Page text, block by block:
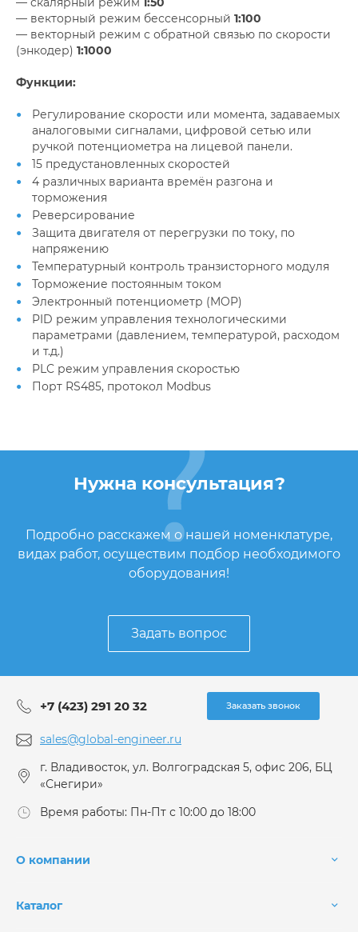
— векторный режим бессенсорный 1:100
— векторный режим с обратной связью по скорости
(энкодер) 1:1000
Функции:
Регулирование скорости или момента, задаваемых
аналоговыми сигналами, цифровой сетью или
ручкой потенциометра на лицевой панели.
15 предустановленных скоростей
4 различных варианта времён разгона и
торможения
Реверсирование
Защита двигателя от перегрузки по току, по
напряжению
Температурный контроль транзисторного модуля
Торможение постоянным током
Электронный потенциометр (MOP)
PID режим управления технологическими
параметрами (давлением, температурой, расходом
и т.д.)
PLC режим управления скоростью
Порт RS485, протокол Modbus
Нужна консультация?
Подробно расскажем о нашей номенклатуре,
видах работ, осуществим подбор необходимого
оборудования!
Задать вопрос
+7 (423) 291 20 32 Заказать звонок
sales@global-engineer.ru
г. Владивосток, ул. Волгоградская 5, офис 206, БЦ
«Снегири»
Время работы: Пн-Пт с 10:00 до 18:00
О компании
Каталог